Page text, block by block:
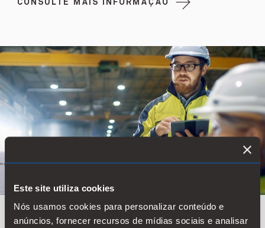
Este site utiliza cookies
Nós usamos cookies para personalizar conteúdo e
anúncios, fornecer recursos de mídias sociais e analisar
CONSULTE MAIS INFORMAÇÃO